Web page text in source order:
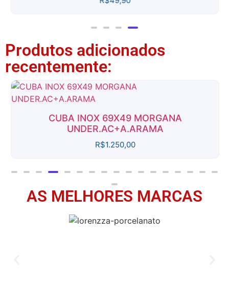
Produtos adicionados
recentemente:
CUBA INOX 69X49 MORGANA
UNDER.AC+A.ARAMA
R$1.250,00
AS MELHORES MARCAS